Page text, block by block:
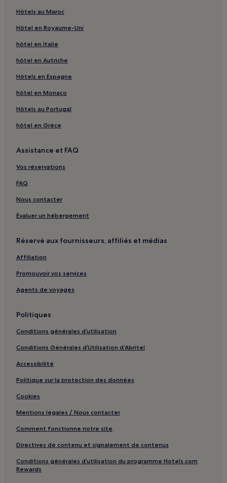
Vieux : hôtels
Urville : hôtels
Heuland : hôtels
Le Ham : hôtels
Deauville : hôtels 4 étoiles
Deauville : hôtels
Hérouville-Saint-Clair : hôtels Hôtels avec parking
Mondeville : hôtels Hôtels avec parking
Saint-Arnoult : hôtels Hôtels avec parking
Saint-Arnoult : hôtels
Casino Barrière de Deauville : hôtels à proximité
Hôtels au Maroc
Hôtel en Royaume-Uni
hôtel en Italie
hôtel en Autriche
Hôtels en Espagne
hôtel en Monaco
Hôtels au Portugal
hôtel en Grèce
Assistance et FAQ
Vos réservations
FAQ
Nous contacter
Évaluer un hébergement
Réservé aux fournisseurs, affiliés et médias
Affiliation
Promouvoir vos services
Agents de voyages
Politiques
Conditions générales d’utilisation
Conditions Générales d’Utilisation d’Abritel
Accessibilité
Politique sur la protection des données
Cookies
Mentions légales / Nous contacter
Comment fonctionne notre site
Directives de contenu et signalement de contenus
Conditions générales d’utilisation du programme Hotels.com
Rewards